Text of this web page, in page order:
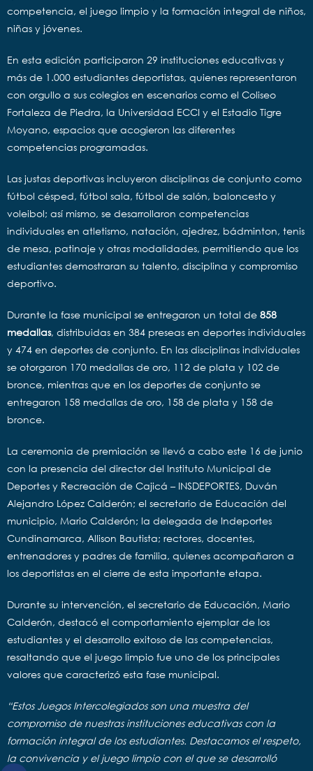
competencia, el juego limpio y la formación integral de niños,
niñas y jóvenes.
En esta edición participaron 29 instituciones educativas y
más de 1.000 estudiantes deportistas, quienes representaron
con orgullo a sus colegios en escenarios como el Coliseo
Fortaleza de Piedra, la Universidad ECCI y el Estadio Tigre
Moyano, espacios que acogieron las diferentes
competencias programadas.
Las justas deportivas incluyeron disciplinas de conjunto como
fútbol césped, fútbol sala, fútbol de salón, baloncesto y
voleibol; así mismo, se desarrollaron competencias
individuales en atletismo, natación, ajedrez, bádminton, tenis
de mesa, patinaje y otras modalidades, permitiendo que los
estudiantes demostraran su talento, disciplina y compromiso
deportivo.
Durante la fase municipal se entregaron un total de 858
medallas, distribuidas en 384 preseas en deportes individuales
y 474 en deportes de conjunto. En las disciplinas individuales
se otorgaron 170 medallas de oro, 112 de plata y 102 de
bronce, mientras que en los deportes de conjunto se
entregaron 158 medallas de oro, 158 de plata y 158 de
bronce.
La ceremonia de premiación se llevó a cabo este 16 de junio
con la presencia del director del Instituto Municipal de
Deportes y Recreación de Cajicá – INSDEPORTES, Duván
Alejandro López Calderón; el secretario de Educación del
municipio, Mario Calderón; la delegada de Indeportes
Cundinamarca, Allison Bautista; rectores, docentes,
entrenadores y padres de familia, quienes acompañaron a
los deportistas en el cierre de esta importante etapa.
Durante su intervención, el secretario de Educación, Mario
Calderón, destacó el comportamiento ejemplar de los
estudiantes y el desarrollo exitoso de las competencias,
resaltando que el juego limpio fue uno de los principales
valores que caracterizó esta fase municipal.
“Estos Juegos Intercolegiados son una muestra del
compromiso de nuestras instituciones educativas con la
formación integral de los estudiantes. Destacamos el respeto,
la convivencia y el juego limpio con el que se desarrolló